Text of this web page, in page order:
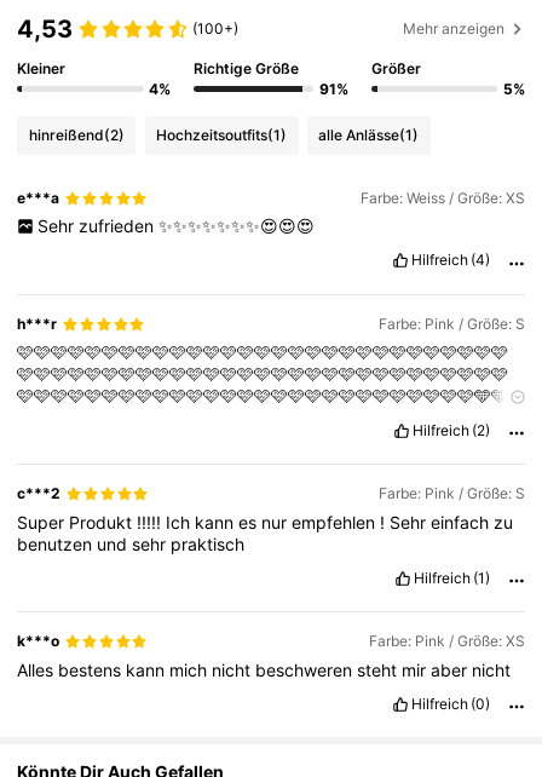
4,75 1.3M Follower
4,75 1.3M Follower
4,75 1.3M Follower
4,53 (100+) Mehr anzeigen
Kleiner
4%
Richtige Größe
91%
Größer
5%
hinreißend(2) Hochzeitsoutfits(1) alle Anlässe(1)
e***a Farbe: Weiss / Größe: XS
Sehr zufrieden ✨✨✨✨✨✨✨😍😍😍
Hilfreich (4)
h***r Farbe: Pink / Größe: S
🩷🩷🩷🩷🩷🩷🩷🩷🩷🩷🩷🩷🩷🩷🩷🩷🩷🩷🩷🩷🩷🩷🩷🩷🩷🩷🩷🩷🩷
🩷🩷🩷🩷🩷🩷🩷🩷🩷🩷🩷🩷🩷🩷🩷🩷🩷🩷🩷🩷🩷🩷🩷🩷🩷🩷🩷🩷🩷
🩷🩷🩷🩷🩷🩷🩷🩷🩷🩷🩷🩷🩷🩷🩷🩷🩷🩷🩷🩷🩷🩷🩷🩷🩷🩷🩷🩵🩵
Hilfreich (2)
c***2 Farbe: Pink / Größe: S
Super Produkt !!!!! Ich kannes nurempfehlen ! Sehreinfach zu
benutzen undsehr praktisch
Hilfreich (1)
k***o Farbe: Pink / Größe: XS
Alles bestens kann mich nicht beschwerensteht miraber nicht
Hilfreich (0)
Könnte Dir Auch Gefallen